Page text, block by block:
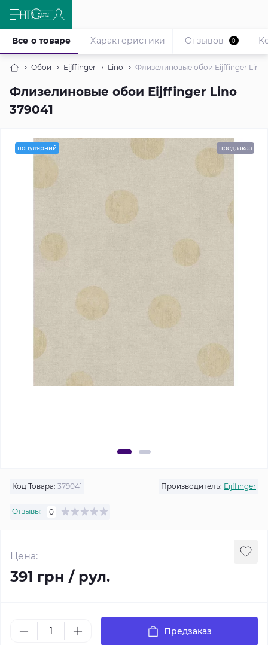
Обои Eijffinger Lino Флизелиновые обои Eijffinger Lino
Флизелиновые обои Eijffinger Lino
379041
Все о товаре Характеристики Отзывов 0
популярний предзаказ
Код Товара: 379041 Производитель: Eijffinger
Отзывы: 0
Цена:
391 грн / рул.
Предзаказ